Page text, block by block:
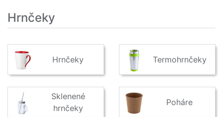
Hrnčeky
Hrnčeky Termohrnčeky
Sklenené
hrnčeky
Poháre